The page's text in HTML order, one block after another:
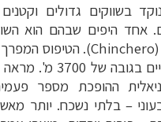
בשווקים גדולים
אחד היפים שבהם הוא
(
Chinchero). הטיפוס
אל הכפר מסתיים
ההופכת מספר
– בלתי נשכח. יותר